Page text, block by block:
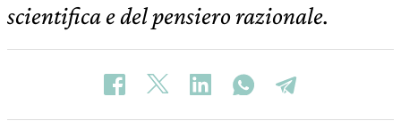
scientifica e del pensiero razionale.